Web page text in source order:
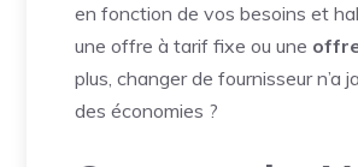
en fonction de vos besoins et
une offre à tarif fixe ou une
plus, changer de fournisseur
des économies ?